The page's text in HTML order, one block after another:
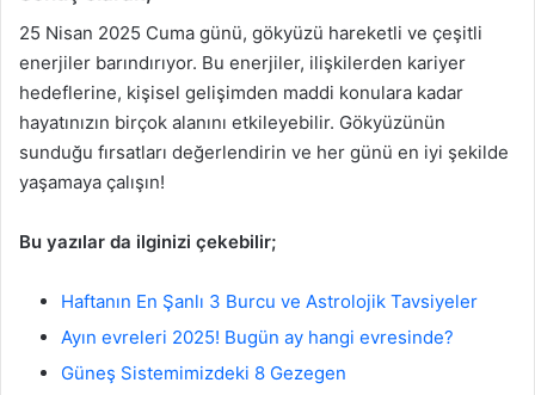
25 Nisan 2025 Cuma günü, gökyüzü hareketli ve çeşitli
enerjiler barındırıyor. Bu enerjiler, ilişkilerden kariyer
hedeflerine, kişisel gelişimden maddi konulara kadar
hayatınızın birçok alanını etkileyebilir. Gökyüzünün
sunduğu fırsatları değerlendirin ve her günü en iyi şekilde
yaşamaya çalışın!
Bu yazılar da ilginizi çekebilir;
Haftanın En Şanlı 3 Burcu ve Astrolojik Tavsiyeler
Ayın evreleri 2025! Bugün ay hangi evresinde?
Güneş Sistemimizdeki 8 Gezegen